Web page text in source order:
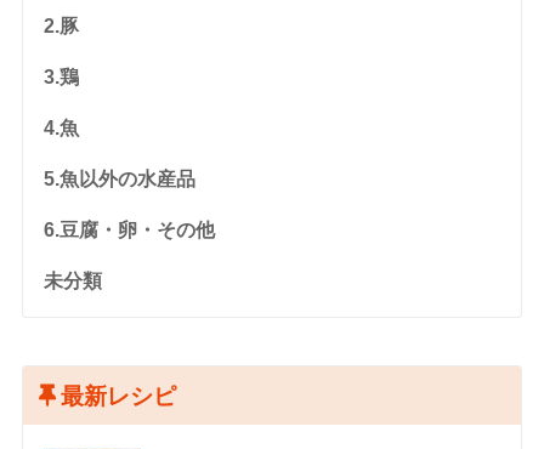
2.豚
3.鶏
4.魚
5.魚以外の水産品
6.豆腐・卵・その他
未分類
最新レシピ